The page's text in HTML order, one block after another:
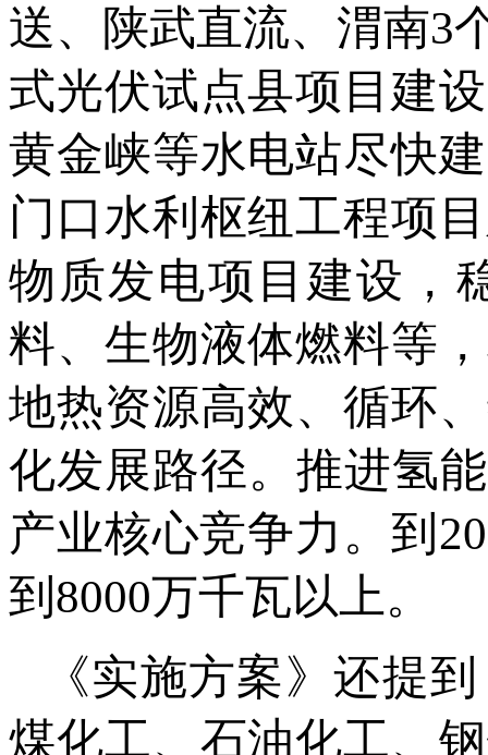
送、陕武直流、渭南3
式光伏试点县项目建
黄金峡等水电站尽快
门口水利枢纽工程项
物质发电项目建设，
料、生物液体燃料等
地热资源高效、循环
化发展路径。推进氢
产业核心竞争力。到
到8000万千瓦以上。
《实施方案》还提
煤化工、石油化工、